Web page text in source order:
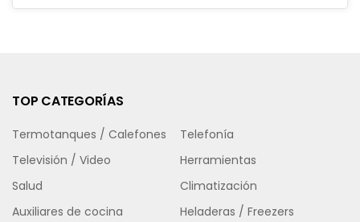
TOP CATEGORÍAS
Termotanques / Calefones
Telefonía
Televisión / Video
Herramientas
Salud
Climatización
Auxiliares de cocina
Heladeras / Freezers